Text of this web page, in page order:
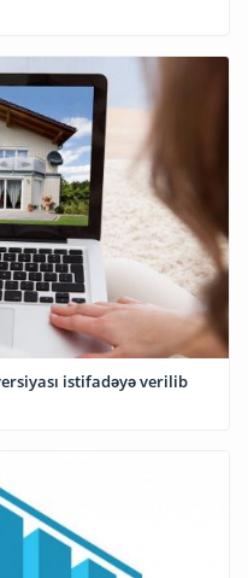
istifadəyə verilib